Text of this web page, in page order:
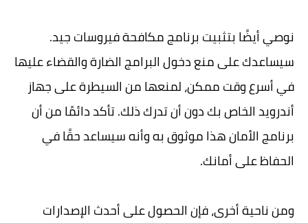
نوصي أيضًا بتثبيت برنامج مكافحة فيروسات جيد.
سيساعدك على منع دخول البرامج الضارة والقضاء عليها
في أسرع وقت ممكن، لمنعها من السيطرة على جهاز
أندرويد الخاص بك دون أن تدرك ذلك. تأكد دائمًا من أن
برنامج الأمان هذا موثوق به وأنه سيساعد حقًا في
الحفاظ على أمانك.
ومن ناحية أخرى، فإن الحصول على أحدث الإصدارات